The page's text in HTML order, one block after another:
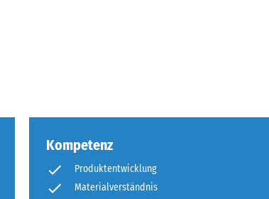
Kompetenz
Produktentwicklung
Materialverständnis